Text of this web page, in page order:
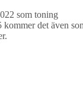
som toning
kommer det även